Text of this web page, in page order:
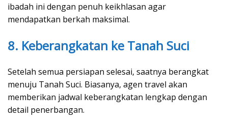
ibadah ini dengan penuh keikhlasan agar
mendapatkan berkah maksimal.
8. Keberangkatan ke Tanah Suci
Setelah semua persiapan selesai, saatnya berangkat
menuju Tanah Suci. Biasanya, agen travel akan
memberikan jadwal keberangkatan lengkap dengan
detail penerbangan.